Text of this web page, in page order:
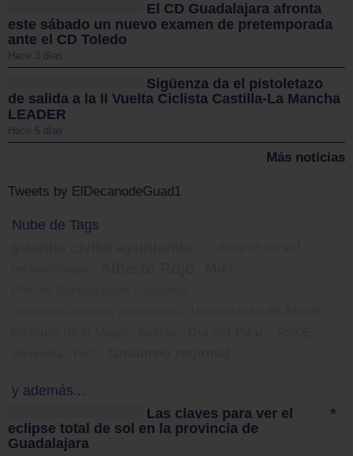
El CD Guadalajara afronta
este sábado un nuevo examen de pretemporada
ante el CD Toledo
Hace 3 días
Sigüenza da el pistoletazo
de salida a la II Vuelta Ciclista Castilla-La Mancha
LEADER
Hace 5 días
Más noticias
Tweets by ElDecanodeGuad1
Nube de Tags
y además...
Las claves para ver el
eclipse total de sol en la provincia de
Guadalajara